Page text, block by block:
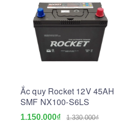
Ắc quy Rocket 12V 45AH
SMF NX100-S6LS
1.150.000₫ 1.330.000₫